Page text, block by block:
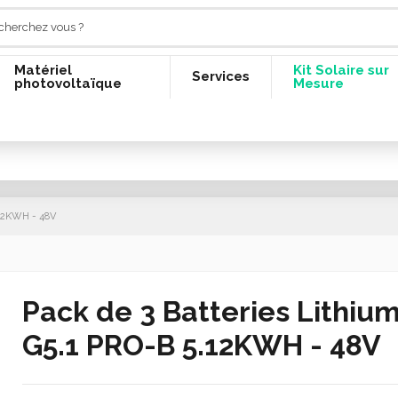
Matériel
photovoltaïque
Services
Kit Solaire sur
Mesure
- 48V
Pack de 3 Batteries
G5.1 PRO-B 5.12KWH - 48V